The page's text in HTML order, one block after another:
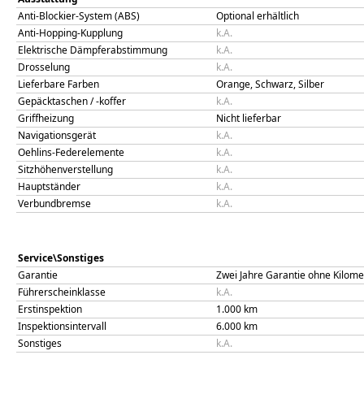
Anti-Blockier-System (ABS)
Optional erhältlich
Anti-Hopping-Kupplung
k.A.
Elektrische Dämpferabstimmung
k.A.
Drosselung
k.A.
Lieferbare Farben
Orange, Schwarz, Silber
Gepäcktaschen / -koffer
k.A.
Griffheizung
Nicht lieferbar
Navigationsgerät
k.A.
Oehlins-Federelemente
k.A.
Sitzhöhenverstellung
k.A.
Hauptständer
k.A.
Verbundbremse
k.A.
Service\Sonstiges
Garantie
Zwei Jahre Garantie ohne
Führerscheinklasse
k.A.
Erstinspektion
1.000 km
Inspektionsintervall
6.000 km
Sonstiges
k.A.